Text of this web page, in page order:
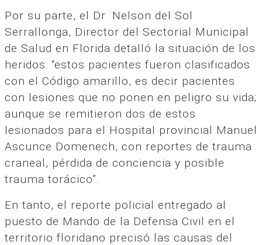
Por su parte, el Dr. Nelson del Sol
Serrallonga, Director del Sectorial Municipal
de Salud en Florida detalló la situación de los
heridos: “estos pacientes fueron clasificados
con el Código amarillo, es decir pacientes
con lesiones que no ponen en peligro su vida;
aunque se remitieron dos de estos
lesionados para el Hospital provincial Manuel
Ascunce Domenech, con reportes de trauma
craneal, pérdida de conciencia y posible
trauma torácico”.
En tanto, el reporte policial entregado al
puesto de Mando de la Defensa Civil en el
territorio floridano precisó las causas del